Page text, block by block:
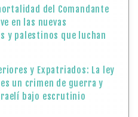
del Comandante
en las nuevas
y palestinos que luchan
y Expatriados: La ley
un crimen de guerra y
bajo escrutinio